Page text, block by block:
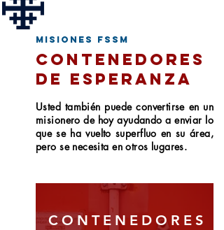
misiones fssm
contenedores
de Esperanza
Usted también puede convertirse en un
misionero de hoy ayudando a enviar lo
que se ha vuelto superfluo en su área,
pero se necesita en otros lugares.
CONTENEDORES